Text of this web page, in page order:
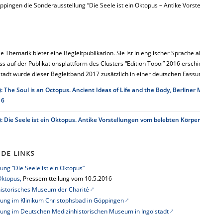
die Sonderausstellung “Die Seele ist ein Oktopus – Antike
Thematik bietet eine Begleitpublikation. Sie ist in englischer Sprache
auf der Publikationsplattform des Clusters “Edition Topoi” 2016
wurde dieser Begleitband 2017 zusätzlich in einer deutschen
The Soul is an Octopus. Ancient Ideas of Life and the Body, Berliner
Die Seele ist ein Oktopus. Antike Vorstellungen vom belebten
LINKS
“Die Seele ist ein Oktopus”
Pressemitteilung vom 10.5.2016
Museum der Charité
im Klinikum Christophsbad in Göppingen
im Deutschen Medizinhistorischen Museum in Ingolstadt